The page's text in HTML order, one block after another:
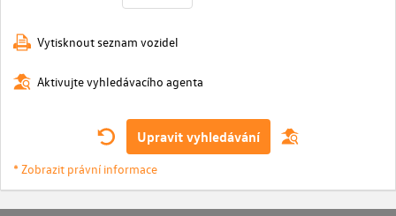
Vytisknout seznam vozidel
Aktivujte vyhledávacího agenta
Upravit vyhledávání
* Zobrazit právní informace